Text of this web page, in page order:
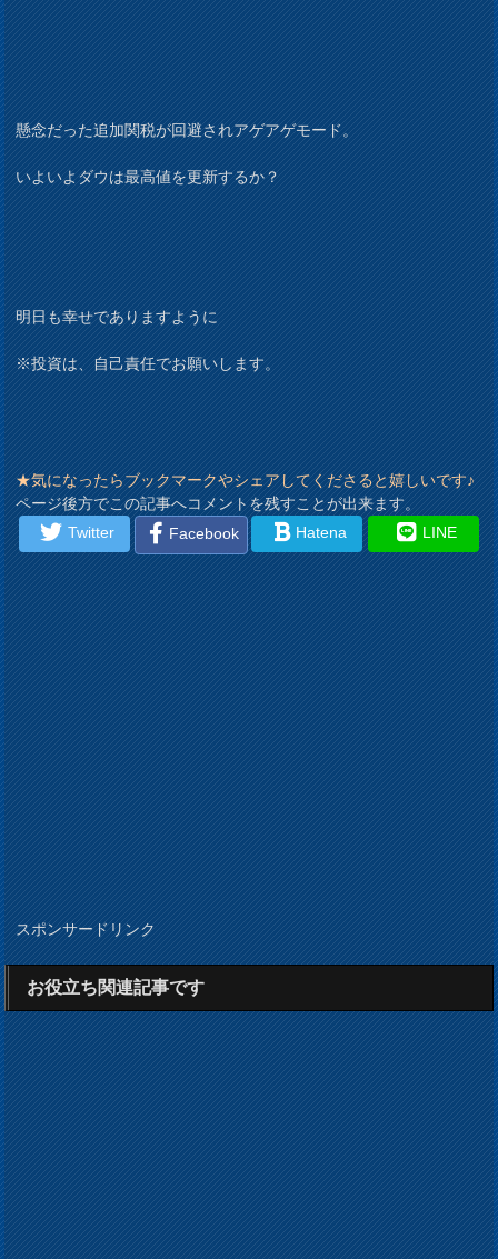
懸念だった追加関税が回避されアゲアゲモード。
いよいよダウは最高値を更新するか？
明日も幸せでありますように
※投資は、自己責任でお願いします。
★気になったらブックマークやシェアしてくださると嬉しいです♪
ページ後方でこの記事へコメントを残すことが出来ます。
Twitter
Facebook Hatena LINE
スポンサードリンク
お役立ち関連記事です